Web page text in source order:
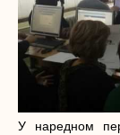
У наредном